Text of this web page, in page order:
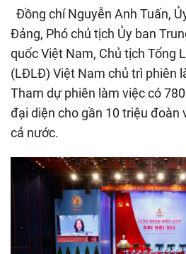
Đồng chí Nguyễn Anh Tuấn,
Đảng, Phó chủ tịch Ủy ban
quốc Việt Nam, Chủ tịch Tổng
(LĐLĐ) Việt Nam chủ trì phiên
Tham dự phiên làm việc có
đại diện cho gần 10 triệu đoàn
cả nước.